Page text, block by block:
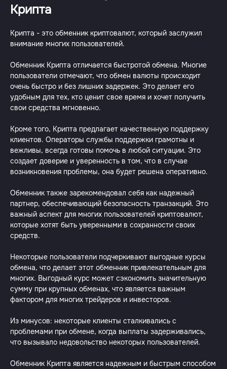
Крипта
Крипта - это обменник криптовалют, который заслужил
внимание многих пользователей.
Обменник Крипта отличается быстротой обмена. Многие
пользователи отмечают, что обмен валюты происходит
очень быстро и без лишних задержек. Это делает его
удобным для тех, кто ценит свое время и хочет получить
свои средства мгновенно.
Кроме того, Крипта предлагает качественную поддержку
клиентов. Операторы службы поддержки грамотны и
вежливы, всегда готовы помочь в любой ситуации. Это
создает доверие и уверенность в том, что в случае
возникновения проблемы, она будет решена оперативно.
Обменник также зарекомендовал себя как надежный
партнер, обеспечивающий безопасность транзакций. Это
важный аспект для многих пользователей криптовалют,
которые хотят быть уверенными в сохранности своих
средств.
Некоторые пользователи подчеркивают выгодные курсы
обмена, что делает этот обменник привлекательным для
многих. Выгодный курс может сэкономить значительную
сумму при крупных обменах, что является важным
фактором для многих трейдеров и инвесторов.
Из минусов: некоторые клиенты сталкивались с
проблемами при обмене, когда выплаты задерживались,
что вызывало недовольство некоторых пользователей.
Обменник Крипта является надежным и быстрым способом